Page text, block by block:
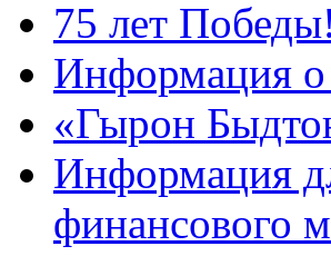
75 лет Победы!
Информация о
«Гырон
Информация
финансового